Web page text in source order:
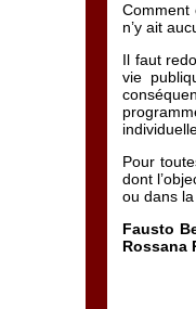
Comment
n’y ait
Il faut
vie
Pour
dont
ou dans la
Fausto
Rossana